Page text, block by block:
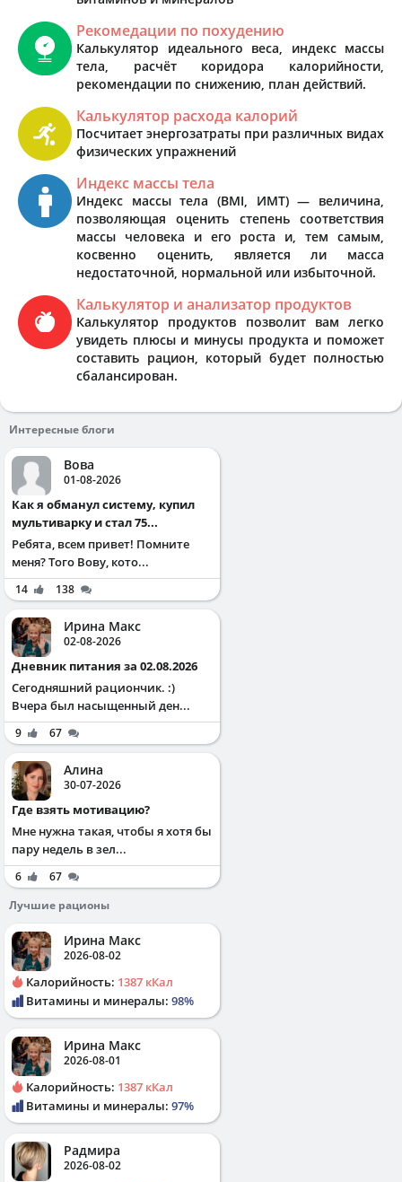
Рекомедации по похудению
Калькулятор идеального веса, индекс массы
тела, расчёт коридора калорийности,
рекомендации по снижению, план действий.
Калькулятор расхода калорий
Посчитает энергозатраты при различных видах
физических упражнений
Индекс массы тела
Индекс массы тела (BMI, ИМТ) — величина,
позволяющая оценить степень соответствия
массы человека и его роста и, тем самым,
косвенно оценить, является ли масса
недостаточной, нормальной или избыточной.
Калькулятор и анализатор продуктов
Калькулятор продуктов позволит вам легко
увидеть плюсы и минусы продукта и поможет
составить рацион, который будет полностью
сбалансирован.
Интересные блоги
Вова
01-08-2026
Как я обманул систему, купил
мультиварку и стал 75...
Ребята, всем привет! Помните
меня? Того Вову, кото...
14 138
Ирина Макс
02-08-2026
Дневник питания за 02.08.2026
Сегодняшний рациончик. :)
Вчера был насыщенный ден...
9 67
Алина
30-07-2026
Где взять мотивацию?
Мне нужна такая, чтобы я хотя бы
пару недель в зел...
6
67
Лучшие рационы
Ирина Макс
2026-08-02
Калорийность: 1387 кКал
Витамины и минералы: 98%
Ирина Макс
2026-08-01
Калорийность: 1387 кКал
Витамины и минералы: 97%
Радмира
2026-08-02